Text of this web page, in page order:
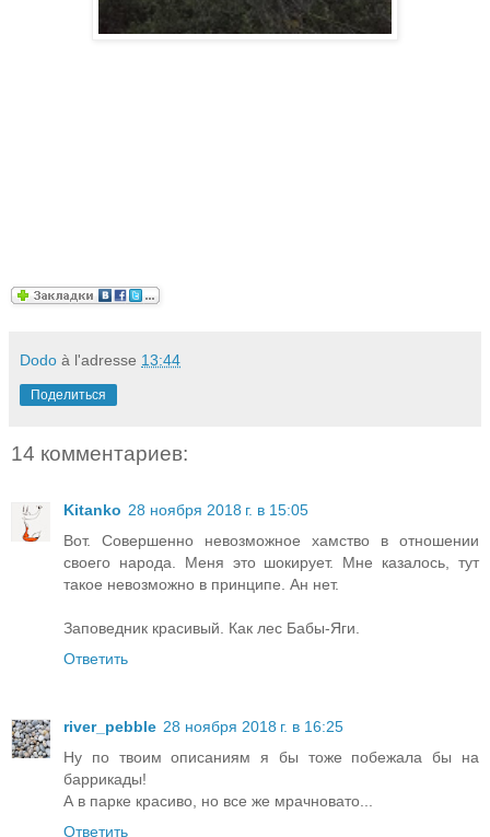
Dodo à l'adresse 13:44
Поделиться
14 комментариев:
Kitanko 28 ноября 2018 г. в 15:05
Вот. Совершенно невозможное хамство в отношении
своего народа. Меня это шокирует. Мне казалось, тут
такое невозможно в принципе. Ан нет.
Заповедник красивый. Как лес Бабы-Яги.
Ответить
river_pebble 28 ноября 2018 г. в 16:25
Ну по твоим описаниям я бы тоже побежала бы на
баррикады!
А в парке красиво, но все же мрачновато...
Ответить